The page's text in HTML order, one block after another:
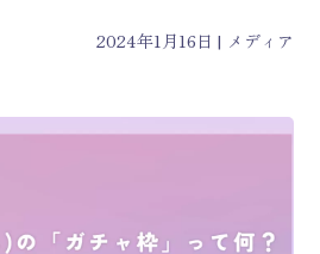
2024年1月16日 メディア